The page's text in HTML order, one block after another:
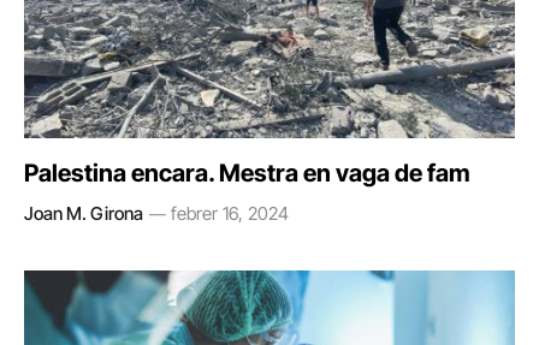
Palestina encara. Mestra en vaga de fam
Joan M. Girona febrer 16, 2024